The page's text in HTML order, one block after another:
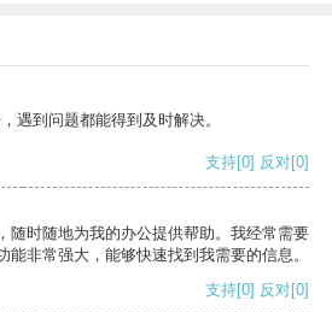
遇到问题都能得到及时解决。
支持[0] 反对[0]
随时随地为我的办公提供帮助。我经常需要
能非常强大，能够快速找到我需要的信息。
支持[0] 反对[0]